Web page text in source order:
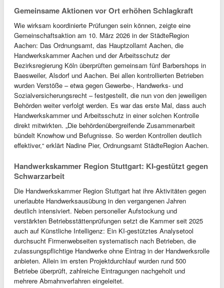
Gemeinsame Aktionen vor Ort erhöhen Schlagkraft
Wie wirksam koordinierte Prüfungen sein können, zeigte eine
Gemeinschaftsaktion am 10. März 2026 in der StädteRegion
Aachen: Das Ordnungsamt, das Hauptzollamt Aachen, die
Handwerkskammer Aachen und der Arbeitsschutz der
Bezirksregierung Köln überprüften gemeinsam fünf Barbershops in
Baesweiler, Alsdorf und Aachen. Bei allen kontrollierten Betrieben
wurden Verstöße – etwa gegen Gewerbe-, Handwerks- und
Sozialversicherungsrecht – festgestellt, die nun von den jeweiligen
Behörden weiter verfolgt werden. Es war das erste Mal, dass auch
Handwerkskammer und Arbeitsschutz in einer solchen Kontrolle
direkt mitwirkten. „Die behördenübergreifende Zusammenarbeit
bündelt Knowhow und Befugnisse. So werden Kontrollen deutlich
effektiver,“ erklärt Nadine Pier, Ordnungsamt StädteRegion Aachen.
Handwerkskammer Region Stuttgart: KI-gestützt gegen
Schwarzarbeit
Die Handwerkskammer Region Stuttgart hat ihre Aktivitäten gegen
unerlaubte Handwerksausübung in den vergangenen Jahren
deutlich intensiviert. Neben personeller Aufstockung und
verstärkten Betriebsstättenprüfungen setzt die Kammer seit 2025
auch auf Künstliche Intelligenz: Ein KI-gestütztes Analysetool
durchsucht Firmenwebseiten systematisch nach Betrieben, die
zulassungspflichtige Handwerke ohne Eintrag in der Handwerksrolle
anbieten. Allein im ersten Projektdurchlauf wurden rund 500
Betriebe überprüft, zahlreiche Eintragungen nachgeholt und
mehrere Abmahnverfahren eingeleitet.